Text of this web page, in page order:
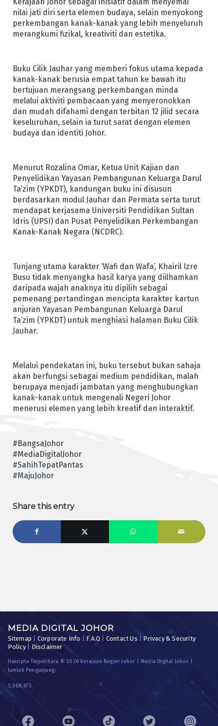
nilai jati diri serta elemen budaya, selain menyokong
perkembangan kanak-kanak yang lebih menyeluruh
merangkumi fizikal, kreativiti dan estetika.
Buku Cilik Jauhar yang memberi fokus utama kepada
kanak-kanak berusia empat tahun ke bawah itu
bertujuan merangsang perkembangan minda
melalui aktiviti pembacaan yang menyeronokkan
dan mudah difahami dengan terbitan 12 jilid secara
keseluruhan, selain ia turut sarat dengan elemen
budaya dan identiti Johor.
Menurut Rozalina Omar, Ketua Unit Kajian dan
Penyelidikan Yayasan Pembangunan Keluarga Darul
Ta’zim (YPKDT), kandungan buku ini disusun
berdasarkan modul Jauhar dan Permata serta turut
mendapat kerjasama Universiti Pendidikan Sultan
Idris (UPSI) dan Pusat Penyelidikan Perkembangan
Kanak-Kanak Negara (NCDRC).
Tunjang utama karakter ‘Wafi dan Wafa’, Khairil Izre
Busu tidak menyangka hasil karya yang diilhamkan
daripada wajah anaknya itu dipilih sebagai
pemenang pertandingan mencipta karakter kartun
anjuran Yayasan Pembangunan Keluarga Darul
Ta’zim (YPKDT) untuk menghiasi halaman Buku Cilik
Jauhar.
Melalui pendekatan ini, buku tersebut bukan sahaja
akan berfungsi sebagai medium pendidikan, malah
berupaya menjadi jambatan yang menghubungkan
kanak-kanak untuk mengenali Negeri Johor
menerusi elemen yang lebih kreatif dan interaktif.
#BangsaJohor
#MediaDigitalJohor
#SahihTepatPantas
#MajuJohor
Share this entry
MEDIA DIGITAL JOHOR
Sitemap Corporate Info F.A.Q Contact Us |Privacy & Security
Policy| Disclaimer
Hakcipta Terpelihara © 2026 Kerajaan Negeri Johor | Media Digital Johor. |
Jumlah Pengunjung:
3,068,673